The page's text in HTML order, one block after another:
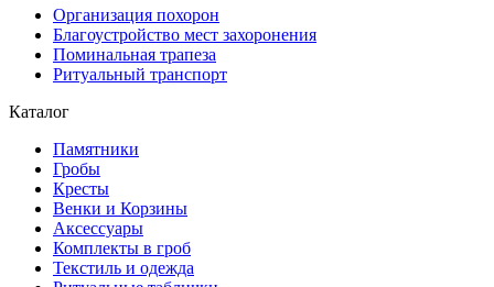
Организация похорон
Благоустройство мест захоронения
Поминальная трапеза
Ритуальный транспорт
Каталог
Памятники
Гробы
Кресты
Венки и Корзины
Аксессуары
Комплекты в гроб
Текстиль и одежда